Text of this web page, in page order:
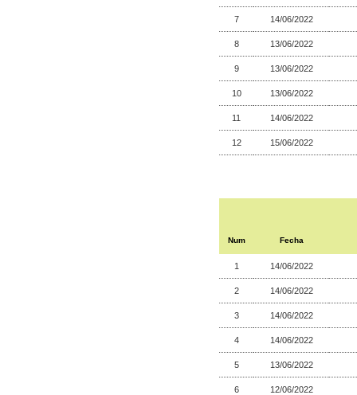
7 14/06/2022
8 13/06/2022
9 13/06/2022
10 13/06/2022
11 14/06/2022
12 15/06/2022
Num Fecha
1 14/06/2022
2 14/06/2022
3 14/06/2022
4 14/06/2022
5 13/06/2022
6 12/06/2022